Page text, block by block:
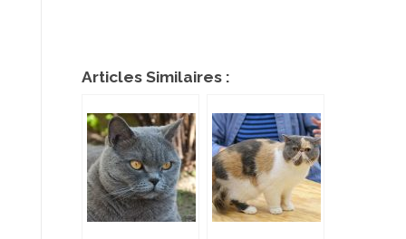
Articles Similaires :